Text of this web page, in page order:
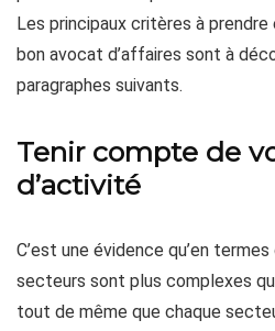
Les principaux critères à
bon avocat d’affaires sont à
paragraphes suivants.
Tenir compte de
d’activité
C’est une évidence qu’en
secteurs sont plus complexes
tout de même que chaque